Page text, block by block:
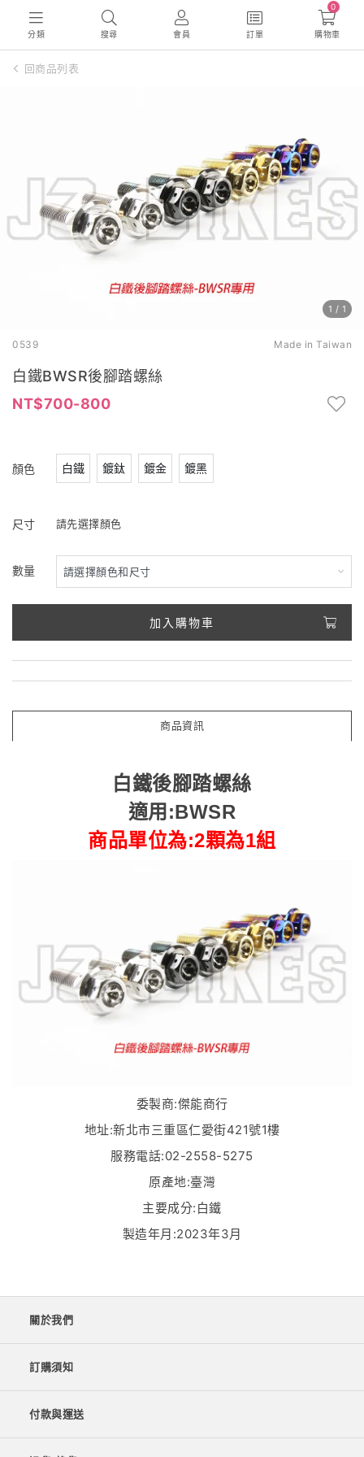
分類 搜尋 會員 訂單
0
購物車
回商品列表
1 / 1
0539 Made in Taiwan
白鐵BWSR後腳踏螺絲
700-800
顏色 白鐵 鍍鈦 鍍金 鍍黑
尺寸 請先選擇顏色
數量
加入購物車
商品資訊
白鐵後腳踏螺絲
適用:BWSR
商品單位為:2顆為1組
委製商:傑能商行
地址:新北市三重區仁愛街421號1樓
服務電話:02-2558-5275
原產地:臺灣
主要成分:白鐵
製造年月:2023年3月
關於我們
訂購須知
付款與運送